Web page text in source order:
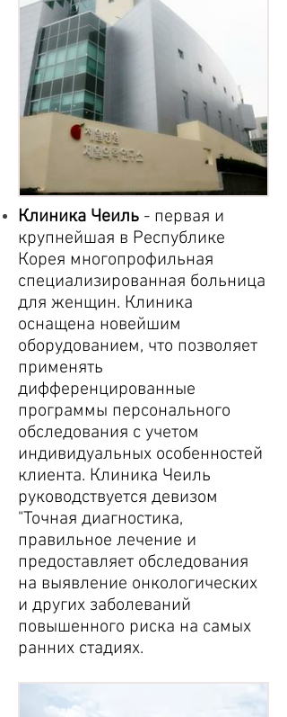
Клиника Чеиль - первая и
крупнейшая в Республике
Корея многопрофильная
специализированная больница
для женщин. Клиника
оснащена новейшим
оборудованием, что позволяет
применять
дифференцированные
программы персонального
обследования с учетом
индивидуальных особенностей
клиента. Клиника Чеиль
руководствуется девизом
"Точная диагностика,
правильное лечение и
предоставляет обследования
на выявление онкологических
и других заболеваний
повышенного риска на самых
ранних стадиях.